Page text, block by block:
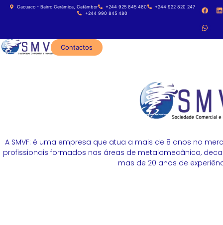
Cacuaco - Bairro Cerâmica, Catâmbor +244 925 845 480
+244 922 820 247
+244 990 845 480
Contactos
A SMVF: é uma empresa que atua a mais de 8 anos no
profissionais formados nas áreas de metalomecânica,
mas de 20 anos de